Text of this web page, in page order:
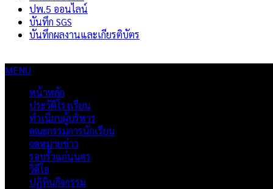
ปพ.5 ออนไลน์
บันทึก SGS
บันทึกผลงานและเกียรติบัตร
MENU
หน้าหลัก
ประวัติโรงเรียน
ทำเนียบผู้บริหาร
คณะกรรมการนักเรียน
จดหมายข่าว
รอบรั้วแก่นนคร
วิดีโอ
ปฏิทินกิจกรรม